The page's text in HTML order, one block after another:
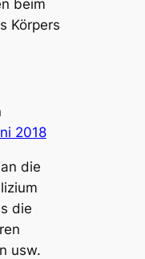
beim
Körpers
2018
die
die
usw.